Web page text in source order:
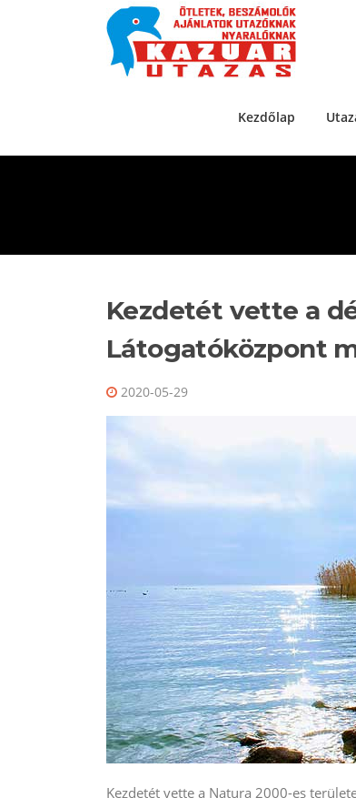
Ugrás a tartalomra
Kezdőlap
Kezdetét vette a
Látogatóközpont
2020-05-29
Kezdetét vette a Natura 2000-es